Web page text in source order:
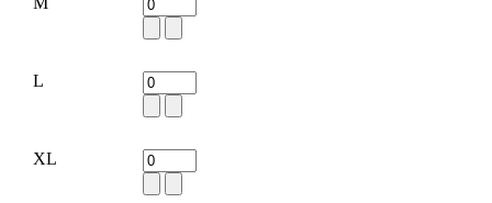
L
XL